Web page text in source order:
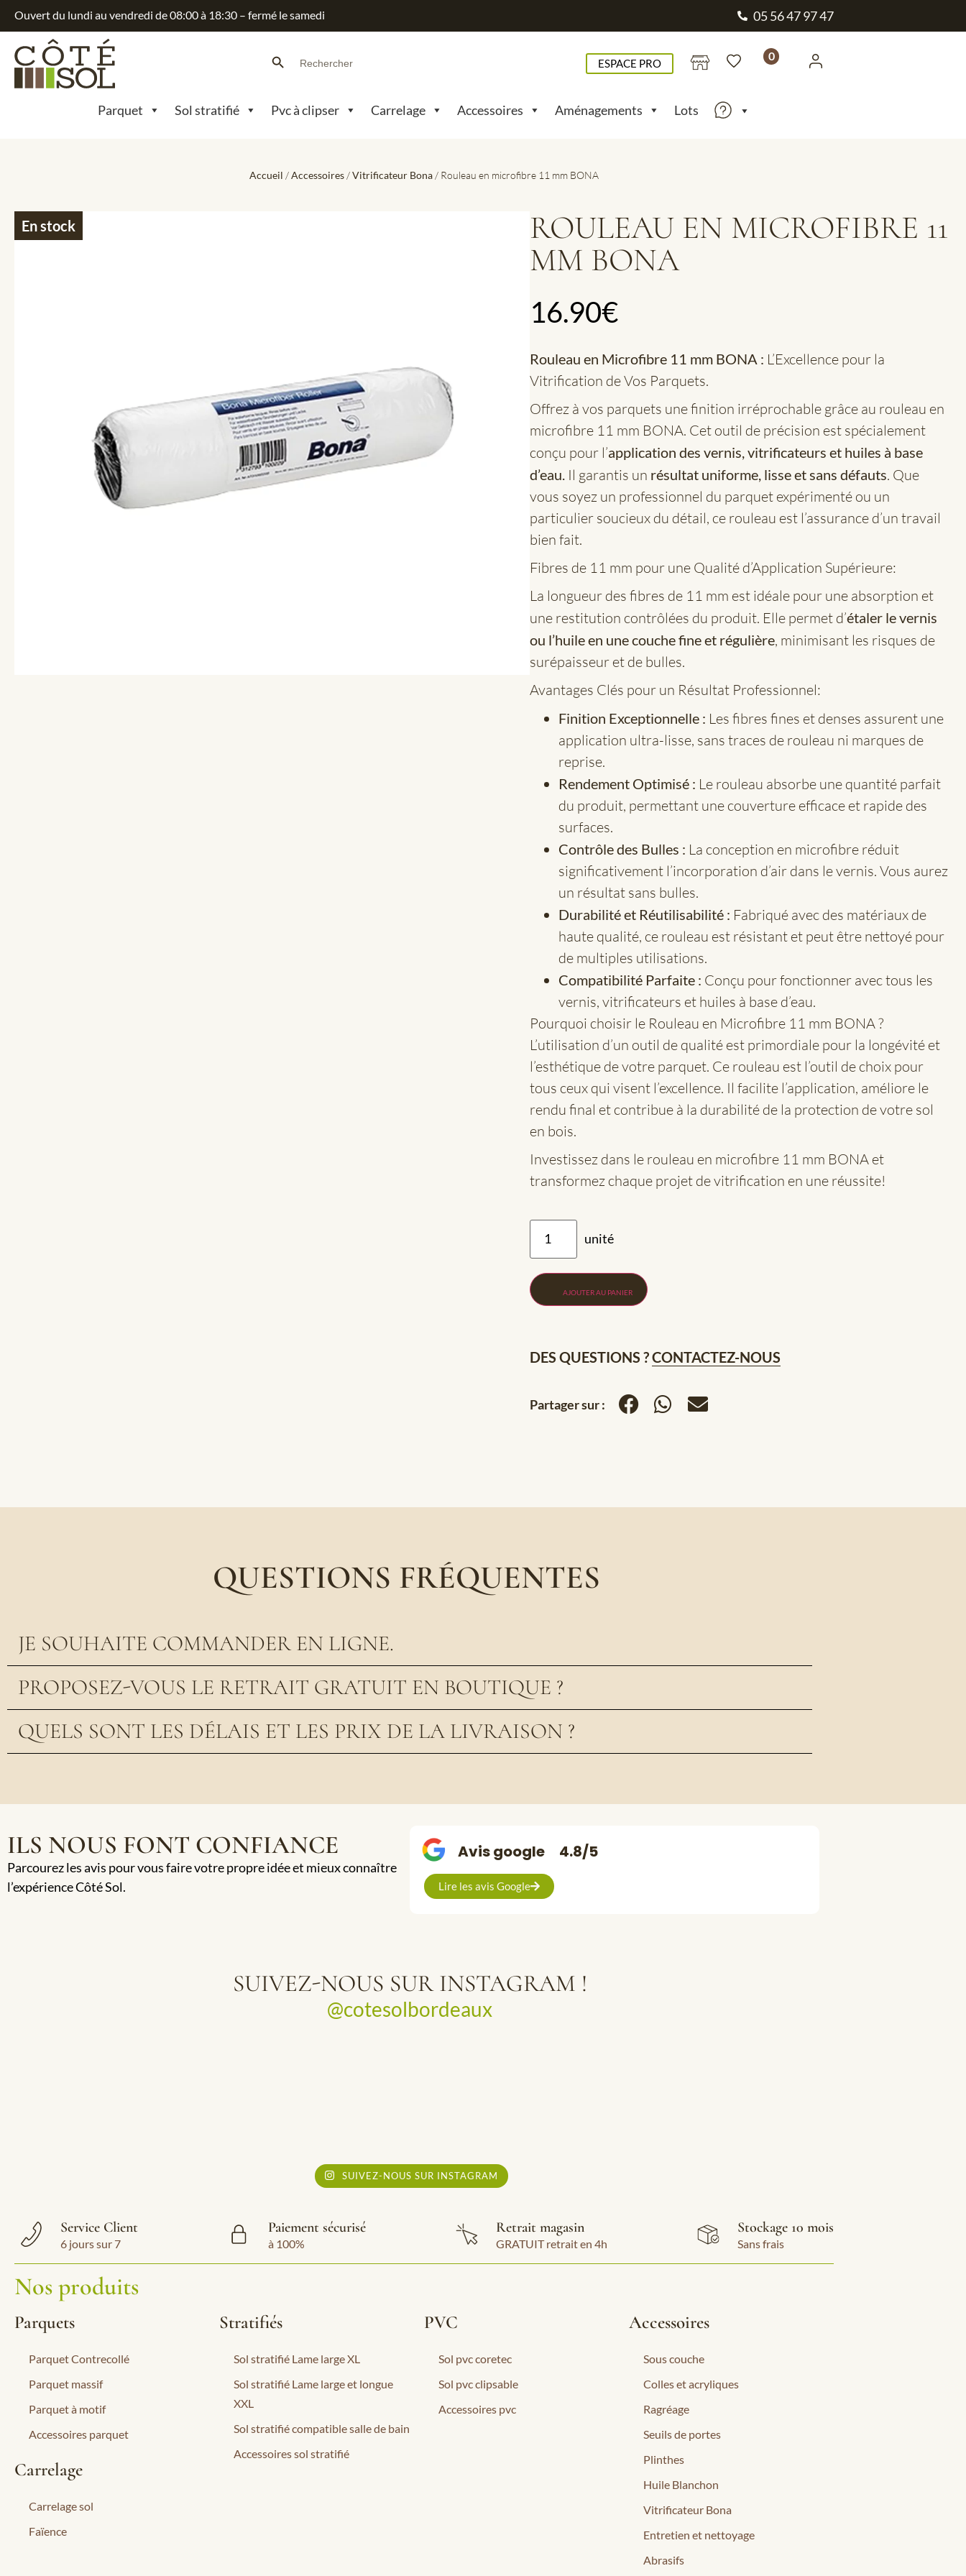
Ouvert du lundi au vendredi de 08:00 à 18:30 – fermé le samedi 05 56 47 97 47
Search
for:
ESPACE PRO
0
Parquet Sol stratifié Pvc à clipser Carrelage Accessoires Aménagements Lots
Accueil /Accessoires /Vitrificateur Bona / Rouleau en microfibre 11 mm BONA
En stock
ROULEAU EN MICROFIBRE 11
MM BONA
16.90€
Rouleau en Microfibre 11 mm BONA : L’Excellence pour la
Vitrification de Vos Parquets.
Offrez à vos parquets une finition irréprochable grâce au rouleau en
microfibre 11 mm BONA. Cet outil de précision est spécialement
conçu pour l’application des vernis, vitrificateurs et huiles à base
d’eau. Il garantis un résultat uniforme, lisse et sans défauts. Que
vous soyez un professionnel du parquet expérimenté ou un
particulier soucieux du détail, ce rouleau est l’assurance d’un travail
bien fait.
Fibres de 11 mm pour une Qualité d’Application Supérieure:
La longueur des fibres de 11 mm est idéale pour une absorption et
une restitution contrôlées du produit. Elle permet d’étaler le vernis
ou l’huile en une couche fine et régulière, minimisant les risques de
surépaisseur et de bulles.
Avantages Clés pour un Résultat Professionnel:
Finition Exceptionnelle : Les fibres fines et denses assurent une
application ultra-lisse, sans traces de rouleau ni marques de
reprise.
Rendement Optimisé : Le rouleau absorbe une quantité parfait
du produit, permettant une couverture efficace et rapide des
surfaces.
Contrôle des Bulles : La conception en microfibre réduit
significativement l’incorporation d’air dans le vernis. Vous aurez
un résultat sans bulles.
Durabilité et Réutilisabilité : Fabriqué avec des matériaux de
haute qualité, ce rouleau est résistant et peut être nettoyé pour
de multiples utilisations.
Compatibilité Parfaite : Conçu pour fonctionner avec tous les
vernis, vitrificateurs et huiles à base d’eau.
Pourquoi choisir le Rouleau en Microfibre 11 mm BONA ?
L’utilisation d’un outil de qualité est primordiale pour la longévité et
l’esthétique de votre parquet. Ce rouleau est l’outil de choix pour
tous ceux qui visent l’excellence. Il facilite l’application, améliore le
rendu final et contribue à la durabilité de la protection de votre sol
en bois.
Investissez dans le rouleau en microfibre 11 mm BONA et
transformez chaque projet de vitrification en une réussite!
AJOUTER AU PANIER
DES QUESTIONS ?CONTACTEZ-NOUS
Partager sur :
QUESTIONS FRÉQUENTES
JE SOUHAITE COMMANDER EN LIGNE.
PROPOSEZ-VOUS LE RETRAIT GRATUIT EN BOUTIQUE ?
QUELS SONT LES DÉLAIS ET LES PRIX DE LA LIVRAISON ?
ILS NOUS FONT CONFIANCE
Parcourez les avis pour vous faire votre propre idée et mieux connaître
l’expérience Côté Sol.
Avis google 4.8/5
Lire les avis Google
SUIVEZ-NOUS SUR INSTAGRAM !
@cotesolbordeaux
SUIVEZ-NOUS SUR INSTAGRAM
Service Client
6 jours sur 7
Paiement sécurisé
à 100%
Retrait magasin
GRATUIT retrait en 4h
Stockage 10 mois
Sans frais
Nos produits
Parquets
Parquet Contrecollé
Parquet massif
Parquet à motif
Accessoires parquet
Carrelage
Carrelage sol
Faïence
Stratifiés
Sol stratifié Lame large XL
Sol stratifié Lame large et longue
XXL
Sol stratifié compatible salle de bain
Accessoires sol stratifié
PVC
Sol pvc coretec
Sol pvc clipsable
Accessoires pvc
Accessoires
Sous couche
Colles et acryliques
Ragréage
Seuils de portes
Plinthes
Huile Blanchon
Vitrificateur Bona
Entretien et nettoyage
Abrasifs